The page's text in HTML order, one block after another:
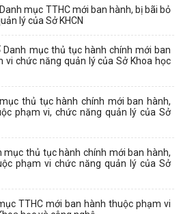
mục TTHC mới ban hành, bị bãi bỏ
lý của Sở KHCN
Danh mục thủ tục hành chính mới ban
vi chức năng quản lý của Sở Khoa học
thủ tục hành chính mới ban hành,
phạm vi, chức năng quản lý của Sở
mục thủ tục hành chính mới ban hành,
phạm vi chức năng quản lý của Sở
TTHC mới ban hành thuộc phạm vi